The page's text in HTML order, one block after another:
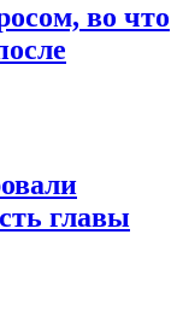
во что
главы